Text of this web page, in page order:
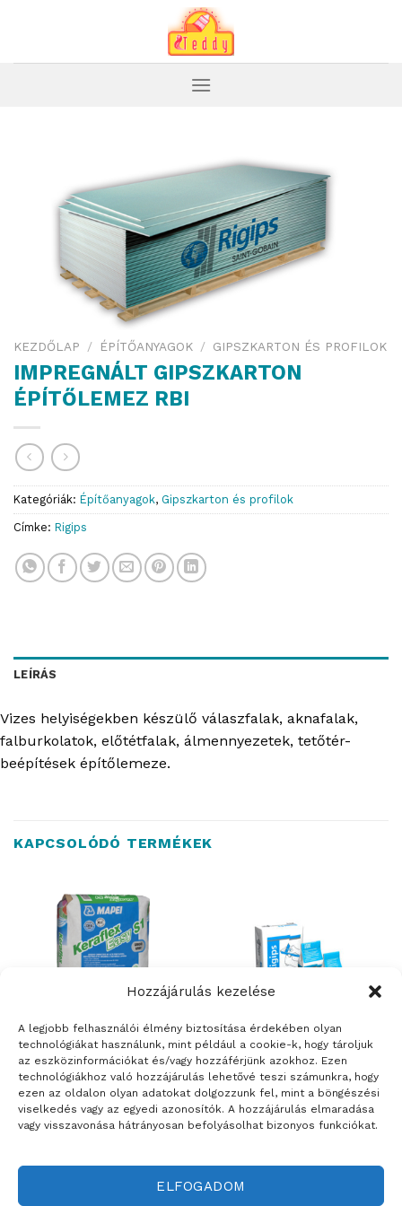
Hozzájárulás kezelése
A legjobb felhasználói élmény biztosítása érdekében olyan
technológiákat használunk, mint például a cookie-k, hogy tároljuk
az eszközinformációkat és/vagy hozzáférjünk azokhoz. Ezen
technológiákhoz való hozzájárulás lehetővé teszi számunkra, hogy
ezen az oldalon olyan adatokat dolgozzunk fel, mint a böngészési
viselkedés vagy az egyedi azonosítók. A hozzájárulás elmaradása
vagy visszavonása hátrányosan befolyásolhat bizonyos funkciókat.
ELFOGADOM
KEZDŐLAP / ÉPÍTŐANYAGOK / GIPSZKARTON ÉS PROFILOK
IMPREGNÁLT GIPSZKARTON
ÉPÍTŐLEMEZ RBI
Kategóriák: Építőanyagok, Gipszkarton és profilok
Címke: Rigips
LEÍRÁS
Vizes helyiségekben készülő válaszfalak, aknafalak,
falburkolatok, előtétfalak, álmennyezetek, tetőtér-
beépítések építőlemeze.
KAPCSOLÓDÓ TERMÉKEK
ÉPÍTŐANYAGOK
Mapei Keraflex Easy S1 –
fokozott terhelhetőségű,
könnyen felhordható,
rugalmas, cementkötésű
ÉPÍTŐANYAGOK
Rigips Rimano 0-3 –
nagyszilárdságú beltéri
glettelőgipsz 0-3 mm
vastagságig